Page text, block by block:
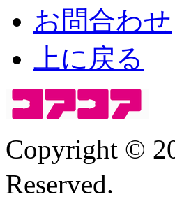
お問合わせ
上に戻る
Copyright ©
Reserved.